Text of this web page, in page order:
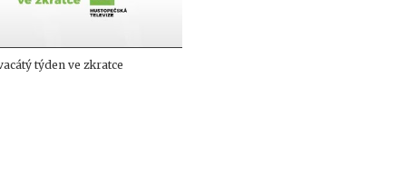
týden ve zkratce